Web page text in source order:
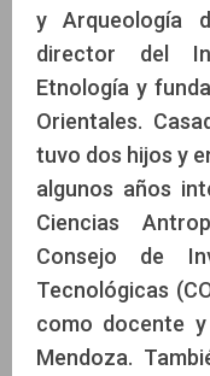
y Arqueología
director del
Etnología y
Orientales.
tuvo dos hijos y
algunos años
Ciencias
Consejo de
Tecnológicas
como docente
Mendoza.